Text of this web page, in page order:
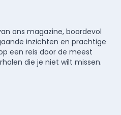
ons magazine, boordevol
inzichten en prachtige
een reis door de meest
die je niet wilt missen.